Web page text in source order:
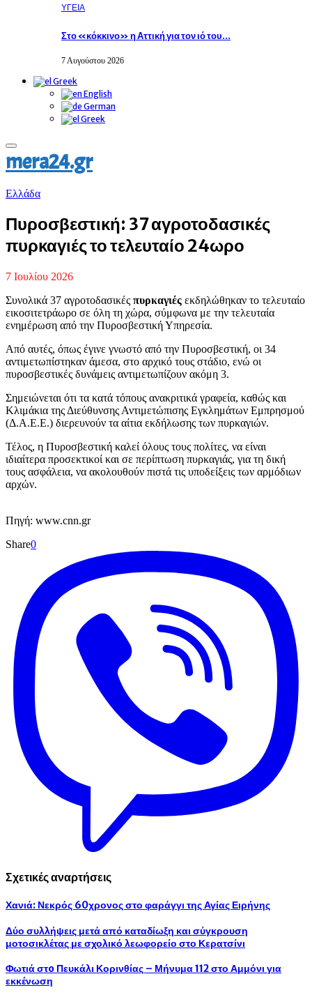
ΥΓΕΙΑ
Στο «κόκκινο» η Αττική για τον ιό του…
7 Αυγούστου 2026
Greek
English
German
Greek
Primary
Menu
mera24.gr
Eλλάδα
Πυροσβεστική: 37 αγροτοδασικές
πυρκαγιές το τελευταίο 24ωρο
7 Ιουλίου 2026
Συνολικά 37 αγροτοδασικές πυρκαγιές εκδηλώθηκαν το τελευταίο
εικοσιτετράωρο σε όλη τη χώρα, σύμφωνα με την τελευταία
ενημέρωση από την Πυροσβεστική Υπηρεσία.
Από αυτές, όπως έγινε γνωστό από την Πυροσβεστική, οι 34
αντιμετωπίστηκαν άμεσα, στο αρχικό τους στάδιο, ενώ οι
πυροσβεστικές δυνάμεις αντιμετωπίζουν ακόμη 3.
Σημειώνεται ότι τα κατά τόπους ανακριτικά γραφεία, καθώς και
Κλιμάκια της Διεύθυνσης Αντιμετώπισης Εγκλημάτων Εμπρησμού
(Δ.Α.Ε.Ε.) διερευνούν τα αίτια εκδήλωσης των πυρκαγιών.
Τέλος, η Πυροσβεστική καλεί όλους τους πολίτες, να είναι
ιδιαίτερα προσεκτικοί και σε περίπτωση πυρκαγιάς, για τη δική
τους ασφάλεια, να ακολουθούν πιστά τις υποδείξεις των αρμόδιων
αρχών.
Πηγή: www.cnn.gr
Share0
Σχετικές αναρτήσεις
Χανιά: Νεκρός 60χρονος στο φαράγγι της Αγίας Ειρήνης
Δύο συλλήψεις μετά από καταδίωξη και σύγκρουση
μοτοσικλέτας με σχολικό λεωφορείο στο Κερατσίνι
Φωτιά στo Πευκάλι Κορινθίας – Μήνυμα 112 στο Αμμόνι για
εκκένωση